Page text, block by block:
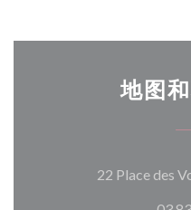
地图
22 Place des